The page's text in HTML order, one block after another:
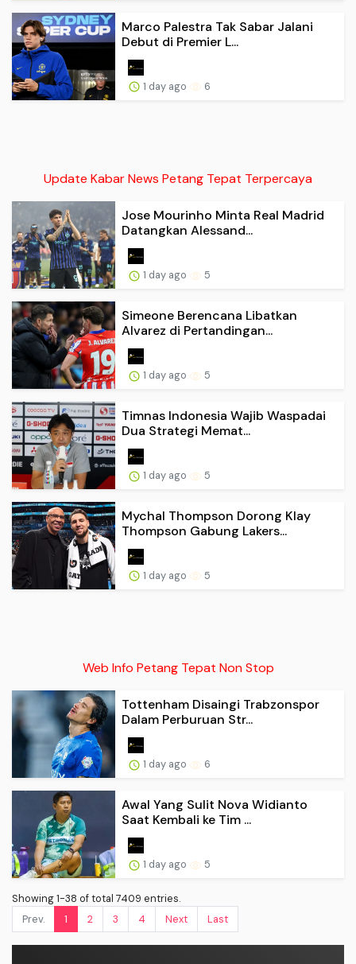
Marco Palestra Tak Sabar Jalani
Debut di Premier L...
1 day ago 6
Update Kabar News Petang Tepat Terpercaya
Jose Mourinho Minta Real Madrid
Datangkan Alessand...
1 day ago 5
Simeone Berencana Libatkan
Alvarez di Pertandingan...
1 day ago 5
Timnas Indonesia Wajib Waspadai
Dua Strategi Memat...
1 day ago 5
Mychal Thompson Dorong Klay
Thompson Gabung Lakers...
1 day ago 5
Web Info Petang Tepat Non Stop
Tottenham Disaingi Trabzonspor
Dalam Perburuan Str...
1 day ago 6
Awal Yang Sulit Nova Widianto
Saat Kembali ke Tim ...
1 day ago 5
Showing 1-38 of total 7409 entries.
Prev.
1 2 3 4 Next Last